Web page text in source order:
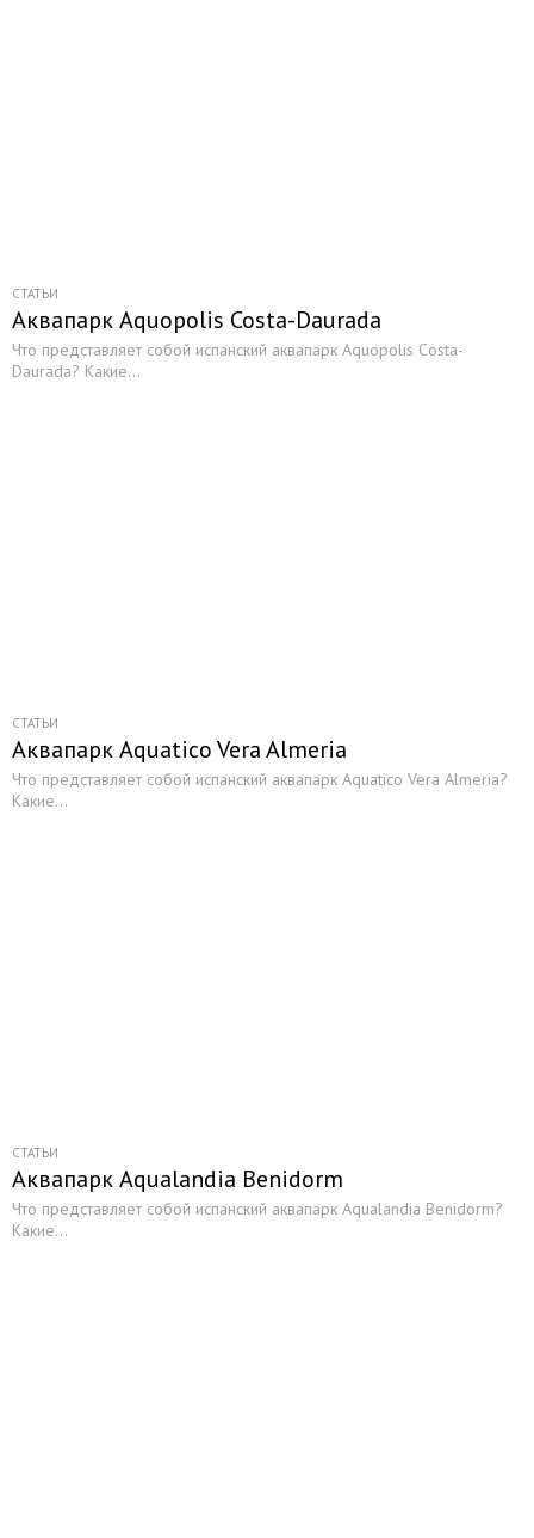
СТАТЬИ
Аквапарк Aquopolis Costa-Daurada
Что представляет собой испанский аквапарк Aquopolis Costa-
Daurada? Какие...
СТАТЬИ
Аквапарк Aquatico Vera Almeria
Что представляет собой испанский аквапарк Aquatico Vera Almeria?
Какие...
СТАТЬИ
Аквапарк Aqualandia Benidorm
Что представляет собой испанский аквапарк Aqualandia Benidorm?
Какие...